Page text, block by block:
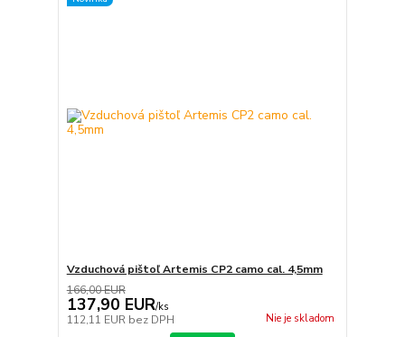
Vzduchová pištoľ Artemis CP2 camo cal. 4,5mm
166,00 EUR
137,90 EUR/ks
112,11 EUR bez DPH Nie je skladom